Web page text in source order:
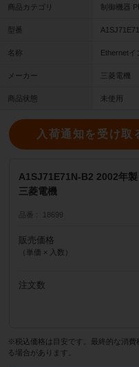
商品カテゴリ 制御機器
型番
名称 Ethernetイ
メーカー 三菱電機
商品状態 未使用
入荷通知を受け取
A1SJ71E71N-B2 2002年
三菱電機
品番 18699
販売価格
（単価 × 入数）
注文数
※税込価格は目安です。最終的な消費
る場合があります。